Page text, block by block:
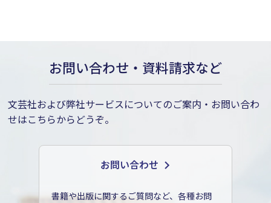
お問い合わせ・資料請求など
文芸社および弊社サービスについてのご案内・お問い合わ
せはこちらからどうぞ。
お問い合わせ
書籍や出版に関するご質問など、各種お問